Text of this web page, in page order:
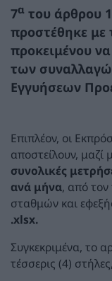
7α του άρθρου
προστέθηκε με
προκειμένου
των
Εγγυήσεων
Επιπλέον, οι
αποστείλουν, μαζί
συνολικές
ανά μήνα, από
σταθμών και
.xlsx.
Συγκεκριμένα, το
τέσσερις (4)